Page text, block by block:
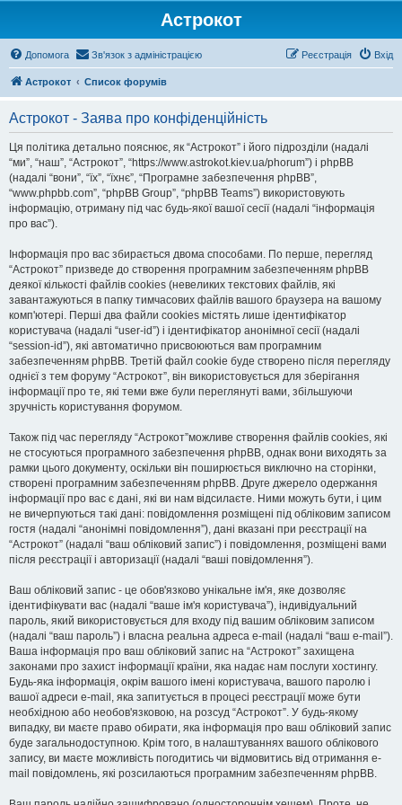
Астрокот
Допомога Зв'язок з адміністрацією Вхід
Реєстрація
Астрокот Список форумів
Астрокот - Заява про конфіденційність
Ця політика детально пояснює, як “Астрокот” і його підрозділи (надалі
“ми”, “наш”, “Астрокот”, “https://www.astrokot.kiev.ua/phorum”) і phpBB
(надалі “вони”, “їх”, “їхнє”, “Програмне забезпечення phpBB”,
“www.phpbb.com”, “phpBB Group”, “phpBB Teams”) використовують
інформацію, отриману під час будь-якої вашої сесії (надалі “інформація
про вас”).
Інформація про вас збирається двома способами. По перше, перегляд
“Астрокот” призведе до створення програмним забезпеченням phpBB
деякої кількості файлів cookies (невеликих текстових файлів, які
завантажуються в папку тимчасових файлів вашого браузера на вашому
комп'ютері. Перші два файли cookies містять лише ідентифікатор
користувача (надалі “user-id”) і ідентифікатор анонімної сесії (надалі
“session-id”), які автоматично присвоюються вам програмним
забезпеченням phpBB. Третій файл cookie буде створено після перегляду
однієї з тем форуму “Астрокот”, він використовується для зберігання
інформації про те, які теми вже були переглянуті вами, збільшуючи
зручність користування форумом.
Також під час перегляду “Астрокот”можливе створення файлів cookies, які
не стосуються програмного забезпечення phpBB, однак вони виходять за
рамки цього документу, оскільки він поширюється виключно на сторінки,
створені програмним забезпеченням phpBB. Друге джерело одержання
інформації про вас є дані, які ви нам відсилаєте. Ними можуть бути, і цим
не вичерпуються такі дані: повідомлення розміщені під обліковим записом
гостя (надалі “анонімні повідомлення”), дані вказані при реєстрації на
“Астрокот” (надалі “ваш обліковий запис”) і повідомлення, розміщені вами
після реєстрації і авторизації (надалі “ваші повідомлення”).
Ваш обліковий запис - це обов'язково унікальне ім'я, яке дозволяє
ідентифікувати вас (надалі “ваше ім'я користувача”), індивідуальний
пароль, який використовується для входу під вашим обліковим записом
(надалі “ваш пароль”) і власна реальна адреса e-mail (надалі “ваш e-mail”).
Ваша інформація про ваш обліковий запис на “Астрокот” захищена
законами про захист інформації країни, яка надає нам послуги хостингу.
Будь-яка інформація, окрім вашого імені користувача, вашого паролю і
вашої адреси e-mail, яка запитується в процесі реєстрації може бути
необхідною або необов'язковою, на розсуд “Астрокот”. У будь-якому
випадку, ви маєте право обирати, яка інформація про ваш обліковий запис
буде загальнодоступною. Крім того, в налаштуваннях вашого облікового
запису, ви маєте можливість погодитись чи відмовитись від отримання e-
mail повідомлень, які розсилаються програмним забезпеченням phpBB.